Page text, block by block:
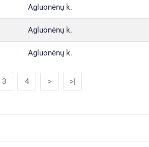
Agluonėnų k.
Agluonėnų k.
Agluonėnų k.
3 4 > >|